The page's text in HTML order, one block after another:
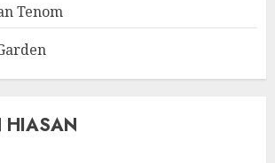
Tenom
HIASAN